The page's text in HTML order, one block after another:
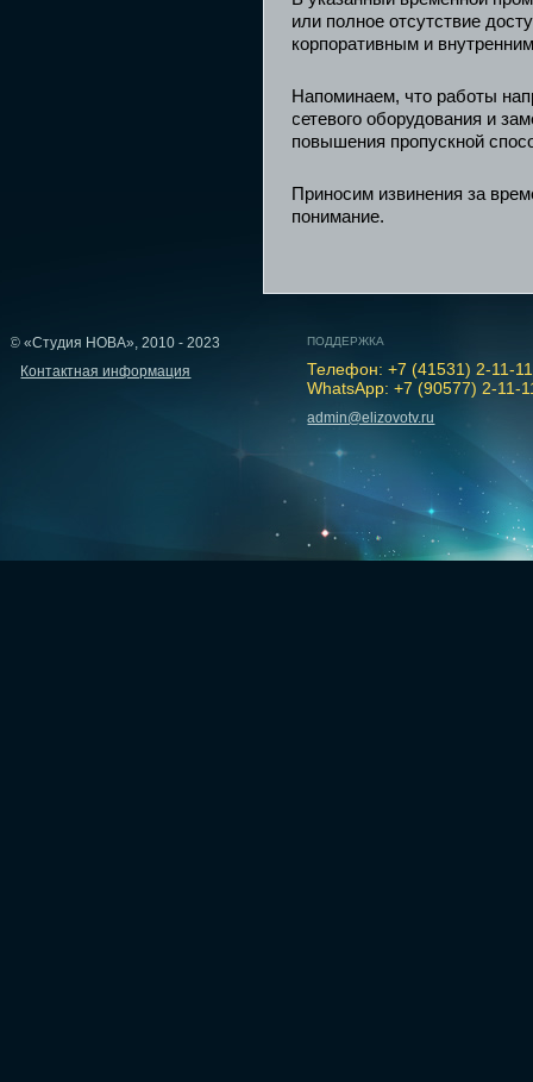
или полное отсутствие
корпоративным и
Напоминаем, что работы
сетевого оборудования и
повышения пропускной
Приносим извинения за
понимание.
© «Студия НОВА», 2010 - 2023
Контактная информация
ПОДДЕРЖКА
Телефон: +7 (41531) 2-11-11
WhatsApp: +7 (90577) 2-11-
admin@elizovotv.ru